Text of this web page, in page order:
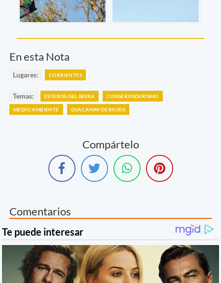
En esta Nota
Lugares: CORRIENTES
Temas: ESTEROS DEL IBERA CONSERVADURISMO
MEDIO AMBIENTE GUACAMAYOS ROJOS
Compártelo
Comentarios